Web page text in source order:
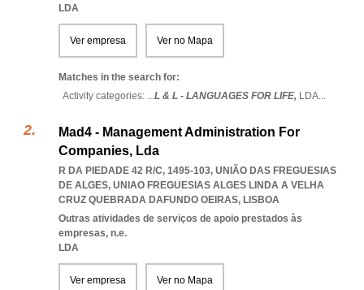
LDA
Ver empresa Ver no Mapa
Matches in the search for:
Activity categories: ...L & L - LANGUAGES FOR LIFE, LDA...
Mad4 - Management Administration For
Companies, Lda
R DA PIEDADE 42 R/C, 1495-103, UNIÃO DAS FREGUESIAS
DE ALGES, UNIAO FREGUESIAS ALGES LINDA A VELHA
CRUZ QUEBRADA DAFUNDO OEIRAS, LISBOA
Outras atividades de serviços de apoio prestados às
empresas, n.e.
LDA
Ver empresa Ver no Mapa